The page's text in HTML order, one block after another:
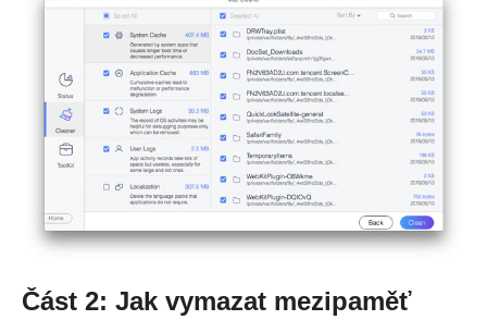
Část 2: Jak vymazat mezipaměť